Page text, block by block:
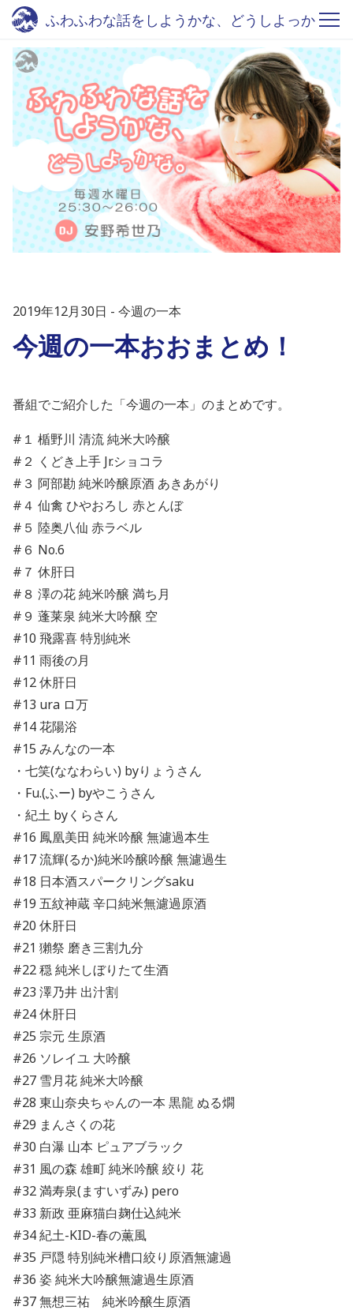
ふわふわな話をしようかな、どうしよっか
な。 - Fm yokohama 84.7
2019年12月30日 今週の一本
今週の一本おおまとめ！
番組でご紹介した「今週の一本」のまとめです。
#１ 楯野川 清流 純米大吟醸
#２ くどき上手 Jr.ショコラ
#３ 阿部勘 純米吟醸原酒 あきあがり
#４ 仙禽 ひやおろし 赤とんぼ
#５ 陸奥八仙 赤ラベル
#６ No.6
#７ 休肝日
#８ 澤の花 純米吟醸 満ち月
#９ 蓬莱泉 純米大吟醸 空
#10 飛露喜 特別純米
#11 雨後の月
#12 休肝日
#13 ura ロ万
#14 花陽浴
#15 みんなの一本
・七笑(ななわらい) byりょうさん
・Fu.(ふー) byやこうさん
・紀土 byくらさん
#16 鳳凰美田 純米吟醸 無濾過本生
#17 流輝(るか)純米吟醸吟醸 無濾過生
#18 日本酒スパークリングsaku
#19 五紋神蔵 辛口純米無濾過原酒
#20 休肝日
#21 獺祭 磨き三割九分
#22 穏 純米しぼりたて生酒
#23 澤乃井 出汁割
#24 休肝日
#25 宗元 生原酒
#26 ソレイユ 大吟醸
#27 雪月花 純米大吟醸
#28 東山奈央ちゃんの一本 黒龍 ぬる燗
#29 まんさくの花
#30 白瀑 山本 ピュアブラック
#31 風の森 雄町 純米吟醸 絞り 花
#32 満寿泉(ますいずみ) pero
#33 新政 亜麻猫白麹仕込純米
#34 紀土-KID-春の薫風
#35 戸隠 特別純米槽口絞り原酒無濾過
#36 姿 純米大吟醸無濾過生原酒
#37 無想三祐 純米吟醸生原酒